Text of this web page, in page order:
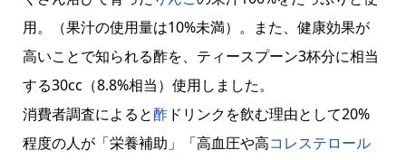
用。（果汁の使用量は10%未満）。また、健康効果が
高いことで知られる酢を、ティースプーン3杯分に相当
する30cc（8.8%相当）使用しました。
消費者調査によると酢ドリンクを飲む理由として20%
程度の人が「栄養補助」「高血圧や高コレステロール